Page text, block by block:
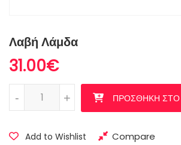
Λαβή Λάμδα
31.00€
Λαβή Λάμδα ποσότητα
+
- ΠΡΟΣΘΉΚΗ ΣΤΟ
Add to Wishlist Compare